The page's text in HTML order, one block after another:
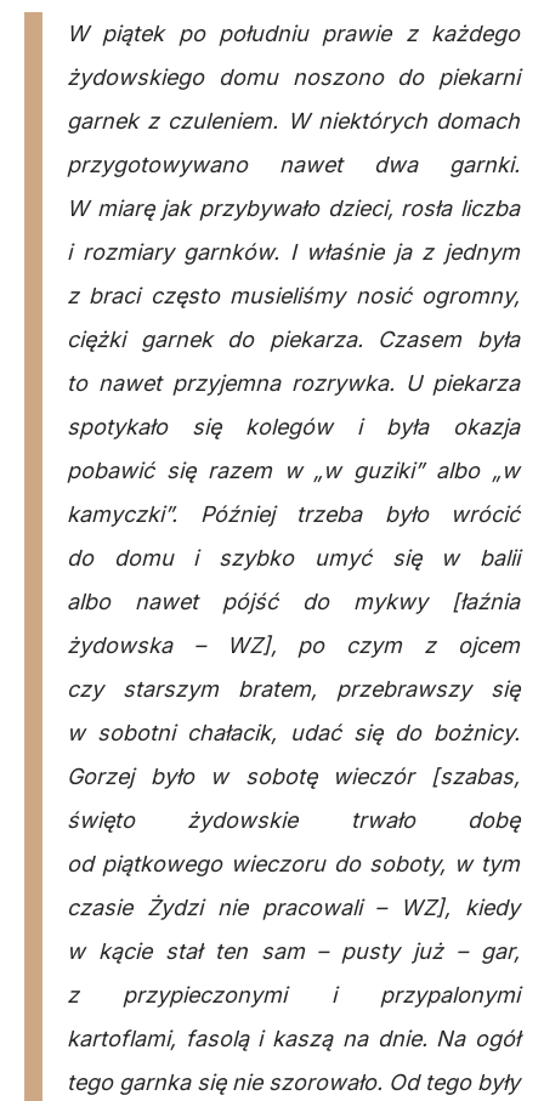
W piątek po południu prawie z każdego
żydowskiego domu noszono do piekarni
garnek z czuleniem. W niektórych domach
przygotowywano nawet dwa garnki.
W miarę jak przybywało dzieci, rosła liczba
i rozmiary garnków. I właśnie ja z jednym
z braci często musieliśmy nosić ogromny,
ciężki garnek do piekarza. Czasem była
to nawet przyjemna rozrywka. U piekarza
spotykało się kolegów i była okazja
pobawić się razem w „w guziki” albo „w
kamyczki”. Później trzeba było wrócić
do domu i szybko umyć się w balii
albo nawet pójść do mykwy [łaźnia
żydowska – WZ], po czym z ojcem
czy starszym bratem, przebrawszy się
w sobotni chałacik, udać się do bożnicy.
Gorzej było w sobotę wieczór [szabas,
święto żydowskie trwało dobę
od piątkowego wieczoru do soboty, w tym
czasie Żydzi nie pracowali – WZ], kiedy
w kącie stał ten sam – pusty już – gar,
z przypieczonymi i przypalonymi
kartoflami, fasolą i kaszą na dnie. Na ogół
tego garnka się nie szorowało. Od tego były